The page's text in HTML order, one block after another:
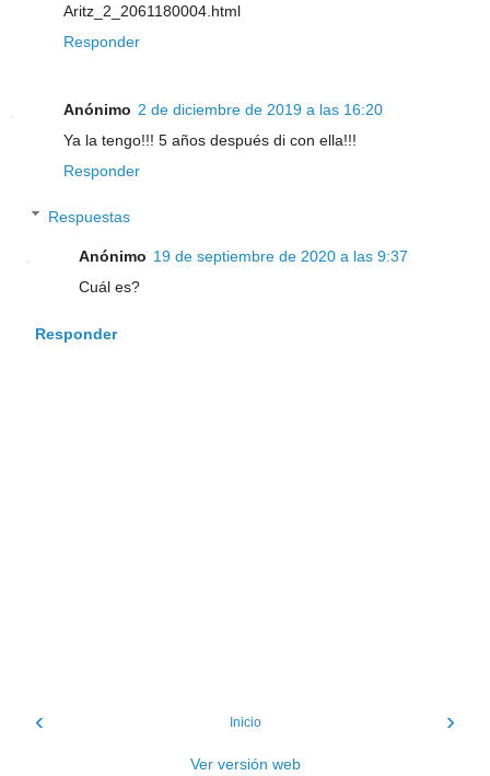
Aritz_2_2061180004.html
Responder
Anónimo 2 de diciembre de 2019 a las 16:20
Ya la tengo!!! 5 años después di con ella!!!
Responder
Respuestas
Anónimo 19 de septiembre de 2020 a las 9:37
Cuál es?
Responder
‹ ›
Inicio
Ver versión web